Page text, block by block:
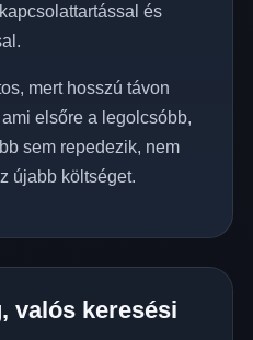
és
mert hosszú távon
elsőre a legolcsóbb,
sem repedezik, nem
újabb költséget.
valós keresési